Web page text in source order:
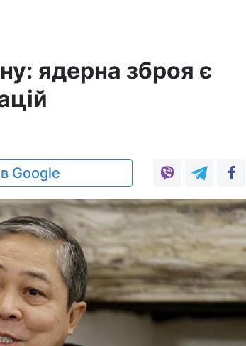
ядерна зброя є
Google